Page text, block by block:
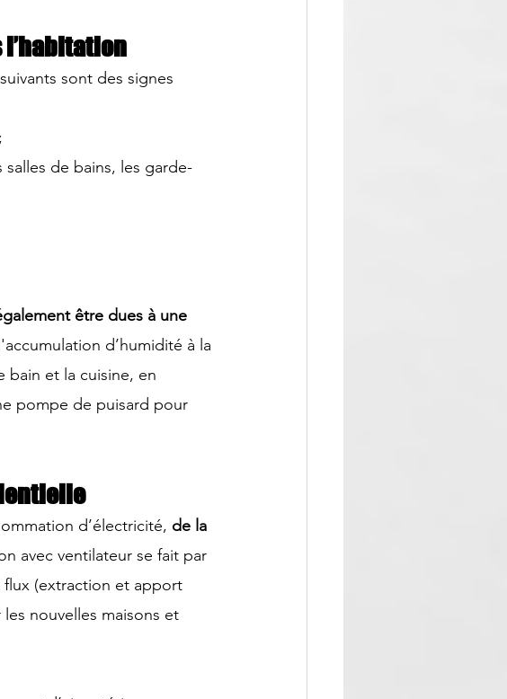
l’habitation
sont des signes
salles de bains, les garde-
être dues à une
d’humidité à la
bain et la cuisine, en
pompe de puisard pour
d’électricité, de la
avec ventilateur se fait par
(extraction et apport
nouvelles maisons et